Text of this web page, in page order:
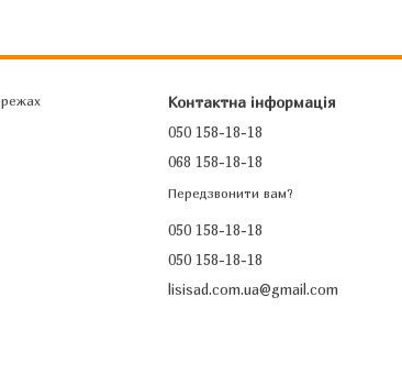
Контактна інформація
050 158-18-18
068 158-18-18
Передзвонити вам?
050 158-18-18
050 158-18-18
lisisad.com.ua@gmail.com